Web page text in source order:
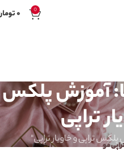
0 ۰
آموزش پلکس
تراپی
تراپی و خاویار تراپی"
مو